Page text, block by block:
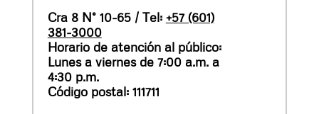
Cra 8 N° 10-65 / Tel: +57 (601)
381-3000
Horario de atención al público:
Lunes a viernes de 7:00 a.m. a
4:30 p.m.
Código postal: 111711